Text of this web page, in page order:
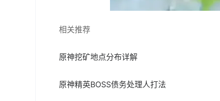
相关推荐
原神挖矿地点分布详解
原神精英BOSS债务处理人打法